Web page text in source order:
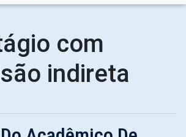
com
indireta